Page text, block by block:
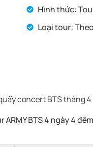
Hình thức:
Loại tour:
concert BTS tháng 4
BTS 4 ngày 4